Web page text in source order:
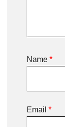
Name *
Email *